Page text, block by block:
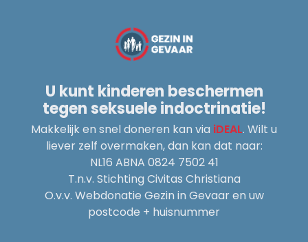
U kunt kinderen beschermen
tegen seksuele indoctrinatie!
Makkelijk en snel doneren kan via iDEAL. Wilt u
liever zelf overmaken, dan kan dat naar:
NL16 ABNA 0824 7502 41
T.n.v. Stichting Civitas Christiana
O.v.v. Webdonatie Gezin in Gevaar en uw
postcode + huisnummer